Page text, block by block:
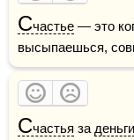
Счастье — это
высыпаешься,
Счастья за деньги